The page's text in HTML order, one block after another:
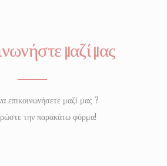
μαζί μας
επικοινωνήσετε μαζί μας ?
την παρακάτω φόρμα!